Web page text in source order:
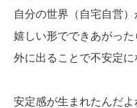
自分の世界（自宅自営）
嬉しい形でできあがった
外に出ることで不安定に
安定感が生まれたんだよ